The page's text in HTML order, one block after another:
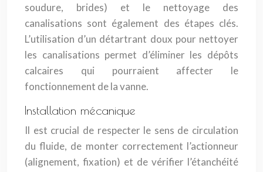
soudure, brides) et le nettoyage des
canalisations sont également des étapes clés.
L’utilisation d’un détartrant doux pour nettoyer
les canalisations permet d’éliminer les dépôts
calcaires qui pourraient affecter le
fonctionnement de la vanne.
Installation mécanique
Il est crucial de respecter le sens de circulation
du fluide, de monter correctement l’actionneur
(alignement, fixation) et de vérifier l’étanchéité